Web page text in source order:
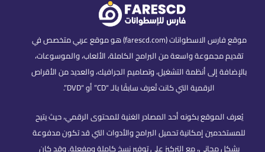
موقع فارس الاسطوانات (farescd.com) هو موقع عربي متخصص في
تقديم مجموعة واسعة من البرامج الكاملة، الألعاب، والموسوعات،
بالإضافة إلى أنظمة التشغيل، وتصاميم الجرافيك، والعديد من الأقراص
الرقمية التي كانت تُعرف سابقًا بالـ “CD” أو “DVD”.
يُعرف الموقع بكونه أحد المصادر الغنية للمحتوى الرقمي، حيث يتيح
للمستخدمين إمكانية تحميل البرامج والأدوات التي قد تكون مدفوعة
بشكل مجاني، مع التركيز على توفير نسخ كاملة ومفعلة. وقد كان